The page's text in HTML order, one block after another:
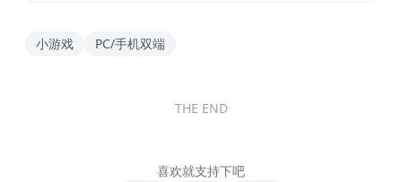
小游戏 PC/手机双端
THE END
喜欢就支持下吧